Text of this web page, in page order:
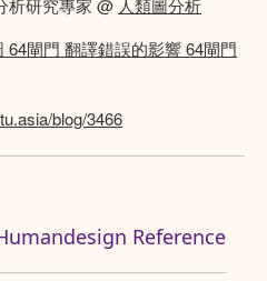
析研究專家 @ 人類圖分析
64閘門 翻譯錯誤的影響 64閘門
blog/3466
Reference